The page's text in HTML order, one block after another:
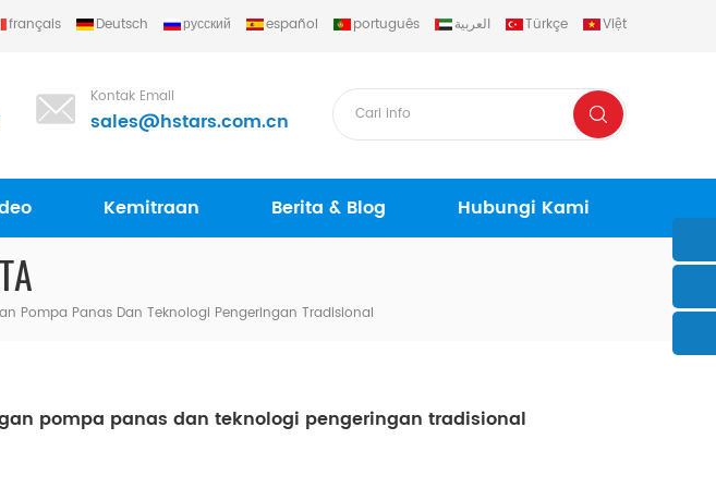
français Deutsch русский español português العربية Türkçe Việt
Kontak Email
sales@hstars.com.cn
Kemitraan Berita & Blog Hubungi Kami
Pompa Panas Dan Teknologi Pengeringan Tradisional
pompa panas dan teknologi pengeringan tradisional